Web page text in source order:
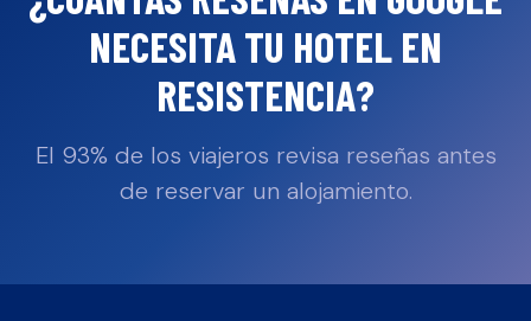
NECESITA TU HOTEL EN
RESISTENCIA?
El 93% de los viajeros revisa reseñas antes
de reservar un alojamiento.